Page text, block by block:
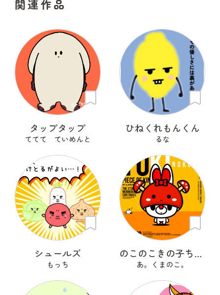
関連作品
タップタップ
ててて ていめんと
ひねくれもんくん
るな
シュールズ
もっち
のこのこきの子ちゃん
あ。くまのこ。